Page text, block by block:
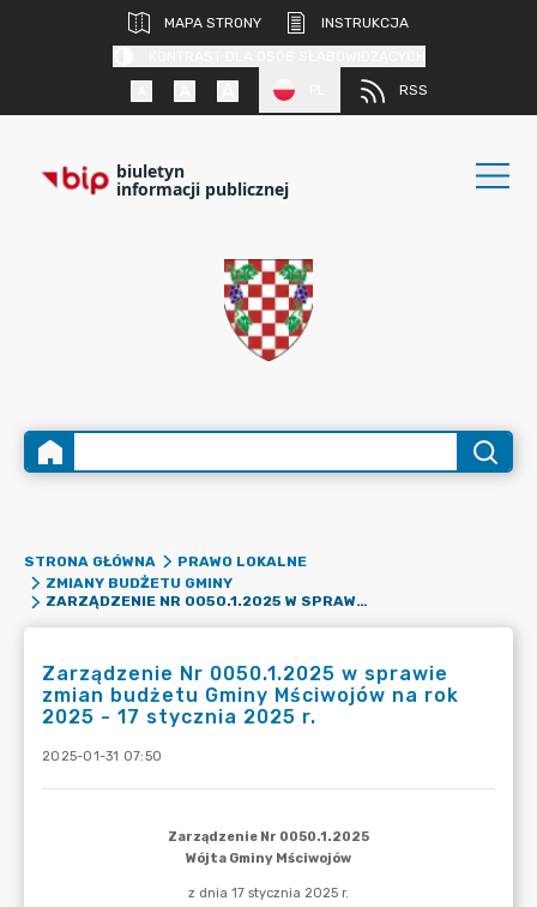
MAPA STRONY
INSTRUKCJA
RSS
biuletyn
informacji publicznej
STRONA GŁÓWNA
PRAWO LOKALNE
ZMIANY BUDŻETU GMINY
ZARZĄDZENIE NR 0050.1.2025 W SPRAWIE ZMIAN BUDŻETU GMINY MŚCIWOJÓW NA ROK 2025 - 17 STYCZNIA 2025 R.
Zarządzenie Nr 0050.1.2025 w sprawie
zmian budżetu Gminy Mściwojów na rok
2025 - 17 stycznia 2025 r.
2025-01-31 07:50